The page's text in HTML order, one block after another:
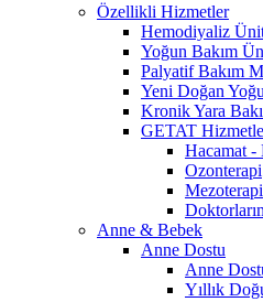
Özellikli Hizmetler
Hemodiyaliz
Yoğun Bakım
Palyatif Bakım
Yeni Doğan
Kronik Yara
GETAT
Hacamat -
Ozonterapi
Mezoterapi
Anne & Bebek
Anne Dostu
Anne
Yıllık